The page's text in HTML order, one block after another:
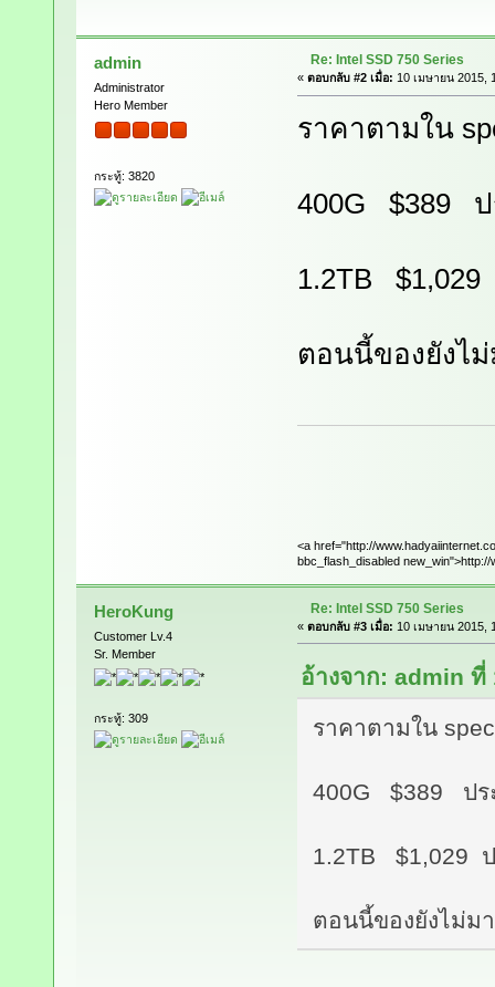
admin
Administrator
Hero Member
กระทู้: 3820
Re: Intel SSD 750 Series
« ตอบกลับ #2 เมื่อ: 10 เมษายน 2015,
ราคาตามใน
400G $389 ป
1.2TB
ตอนนี้ของยังไ
<a href="http://
bbc_flash_disabled
HeroKung
Customer Lv.4
Sr. Member
กระทู้: 309
Re: Intel SSD 750 Series
« ตอบกลับ #3 เมื่อ: 10 เมษายน 2015,
อ้างจาก: admin ที่
ราคาตามใน spec
400G $389 ปร
1.2TB $1,029
ตอนนี้ของยังไม่ม